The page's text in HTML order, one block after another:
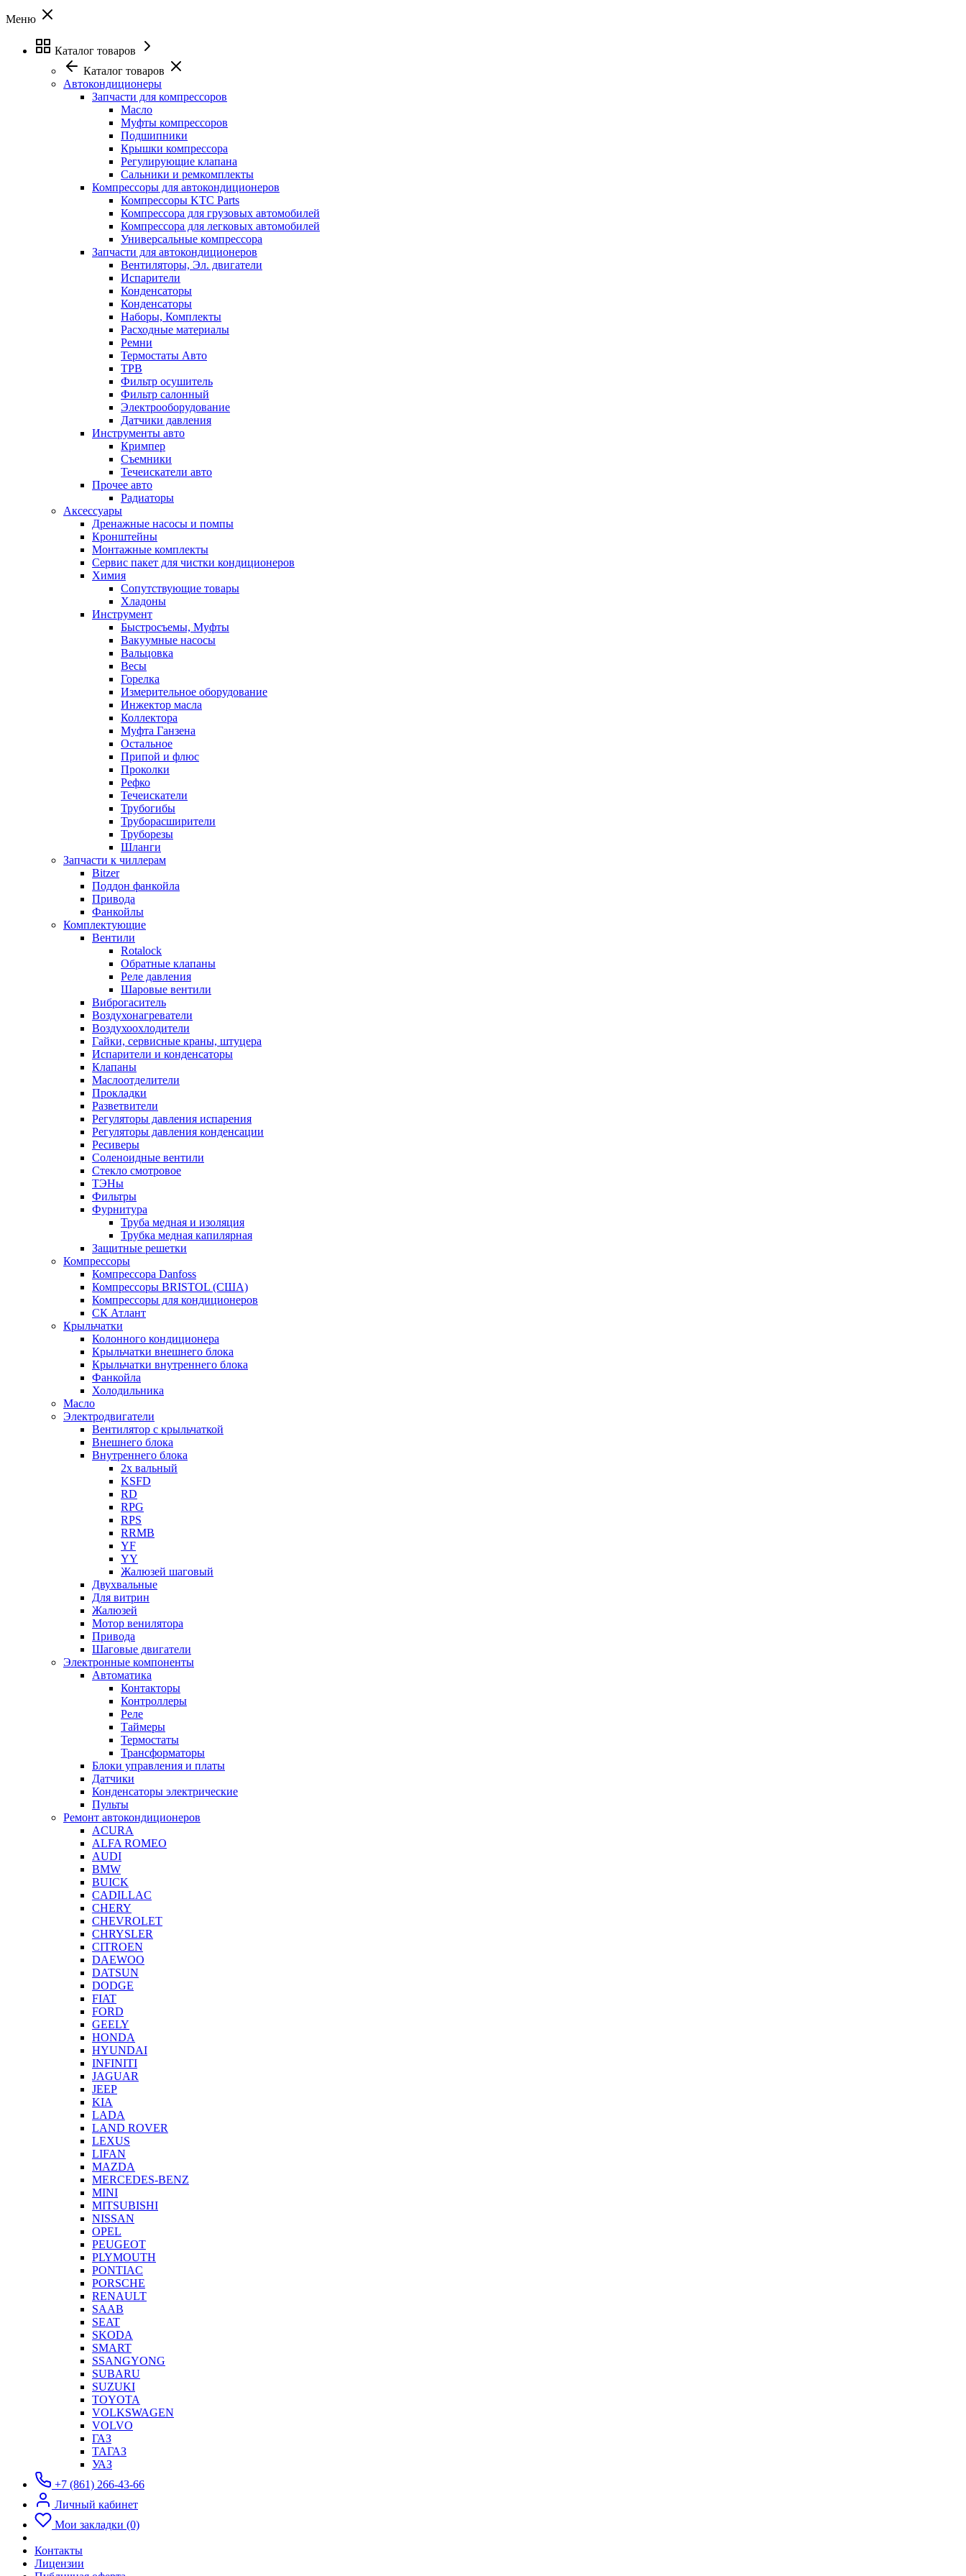
Меню
Каталог товаров
Каталог товаров
Автокондиционеры
Запчасти для компрессоров
Масло
Муфты компрессоров
Подшипники
Крышки компрессора
Регулирующие клапана
Сальники и ремкомплекты
Компрессоры для автокондиционеров
Компрессоры KTC Parts
Компрессора для грузовых автомобилей
Компрессора для легковых автомобилей
Универсальные компрессора
Запчасти для автокондиционеров
Вентиляторы, Эл. двигатели
Испарители
Конденсаторы
Конденсаторы
Наборы, Комплекты
Расходные материалы
Ремни
Термостаты Авто
ТРВ
Фильтр осушитель
Фильтр салонный
Электрооборудование
Датчики давления
Инструменты авто
Кримпер
Съемники
Течеискатели авто
Прочее авто
Радиаторы
Аксессуары
Дренажные насосы и помпы
Кронштейны
Монтажные комплекты
Сервис пакет для чистки кондиционеров
Химия
Сопутствующие товары
Хладоны
Инструмент
Быстросъемы, Муфты
Вакуумные насосы
Вальцовка
Весы
Горелка
Измерительное оборудование
Инжектор масла
Коллектора
Муфта Ганзена
Остальное
Припой и флюс
Проколки
Рефко
Течеискатели
Трубогибы
Труборасширители
Труборезы
Шланги
Запчасти к чиллерам
Bitzer
Поддон фанкойла
Привода
Фанкойлы
Комплектующие
Вентили
Rotalock
Обратные клапаны
Реле давления
Шаровые вентили
Виброгаситель
Воздухонагреватели
Воздухоохлодители
Гайки, сервисные краны, штуцера
Испарители и конденсаторы
Клапаны
Маслоотделители
Прокладки
Разветвители
Регуляторы давления испарения
Регуляторы давления конденсации
Ресиверы
Соленоидные вентили
Стекло смотровое
ТЭНы
Фильтры
Фурнитура
Труба медная и изоляция
Трубка медная капилярная
Защитные решетки
Компрессоры
Компрессора Danfoss
Компрессоры BRISTOL (США)
Компрессоры для кондиционеров
СК Атлант
Крыльчатки
Колонного кондиционера
Крыльчатки внешнего блока
Крыльчатки внутреннего блока
Фанкойла
Холодильника
Масло
Электродвигатели
Вентилятор с крыльчаткой
Внешнего блока
Внутреннего блока
2х вальный
KSFD
RD
RPG
RPS
RRMB
YF
YY
Жалюзей шаговый
Двухвальные
Для витрин
Жалюзей
Мотор венилятора
Привода
Шаговые двигатели
Электронные компоненты
Автоматика
Контакторы
Контроллеры
Реле
Таймеры
Термостаты
Трансформаторы
Блоки управления и платы
Датчики
Конденсаторы электрические
Пульты
Ремонт автокондиционеров
ACURA
ALFA ROMEO
AUDI
BMW
BUICK
CADILLAC
CHERY
CHEVROLET
CHRYSLER
CITROEN
DAEWOO
DATSUN
DODGE
FIAT
FORD
GEELY
HONDA
HYUNDAI
INFINITI
JAGUAR
JEEP
KIA
LADA
LAND ROVER
LEXUS
LIFAN
MAZDA
MERCEDES-BENZ
MINI
MITSUBISHI
NISSAN
OPEL
PEUGEOT
PLYMOUTH
PONTIAC
PORSCHE
RENAULT
SAAB
SEAT
SKODA
SMART
SSANGYONG
SUBARU
SUZUKI
TOYOTA
VOLKSWAGEN
VOLVO
ГАЗ
ТАГАЗ
УАЗ
+7 (861) 266-43-66
Личный кабинет
Мои закладки (0)
Контакты
Лицензии